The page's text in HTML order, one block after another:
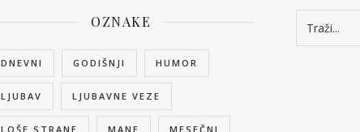
OZNAKE
DNEVNI GODIŠNJI HUMOR
LJUBAV LJUBAVNE VEZE
LOŠE STRANE MANE MESEČNI